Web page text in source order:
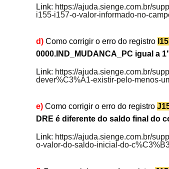
Link: https://ajuda.sienge.com.br/
i155-i157-o-valor-informado-no-
d) Como corrigir o erro do registro
0000.IND_MUDANCA_PC igual a
Link: https://ajuda.sienge.com.br/
dever%C3%A1-existir-pelo-menos-
e) Como corrigir o erro do registro
DRE é diferente do saldo final do
Link: https://ajuda.sienge.com.br/
o-valor-do-saldo-inicial-do-